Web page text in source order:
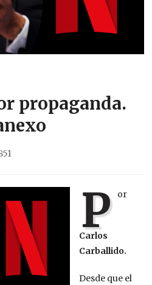
propaganda.
P or
Carlos
Carballido.
Desde que el